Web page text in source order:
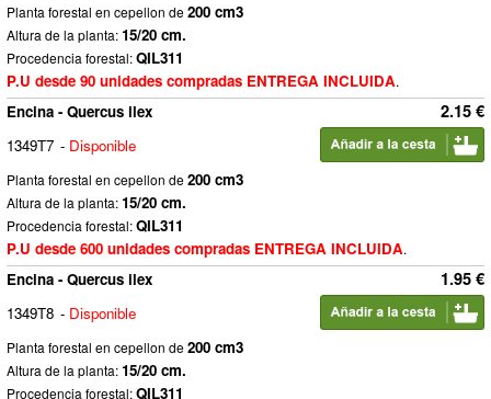
Planta forestal en cepellon de200 cm3
Altura de la planta:15/20 cm.
Procedencia forestal:QIL311
P.U desde 90 unidades compradas ENTREGA INCLUIDA.
2.15 €
Encina - Quercus ilex
1349T7 - Disponible
Planta forestal en cepellon de200 cm3
Altura de la planta:15/20 cm.
Procedencia forestal:QIL311
P.U desde 600 unidades compradas ENTREGA INCLUIDA.
1.95 €
Encina - Quercus ilex
1349T8 - Disponible
Planta forestal en cepellon de200 cm3
Altura de la planta:15/20 cm.
Procedencia forestal:QIL311